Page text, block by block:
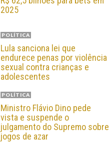
2025
POLÍTICA
Lula sanciona lei que
endurece penas por violência
sexual contra crianças e
adolescentes
POLÍTICA
Ministro Flávio Dino pede
vista e suspende o
julgamento do Supremo sobre
jogos de azar